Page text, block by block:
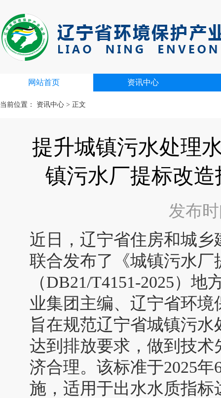
网站首页 资讯中心
当前位置： 资讯中心 > 正文
提升城镇污水处理
镇污水厂提标改
发布
近日，辽宁省住房和城
联合发布了《城镇污水
（DB21/T4151-2025）
业集团主编、辽宁省环
旨在规范辽宁省城镇污
达到排放要求，做到技
济合理。该标准于2025年
施，适用于出水水质指